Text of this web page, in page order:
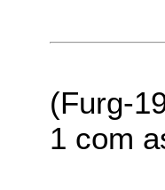
(Furg-
1 com